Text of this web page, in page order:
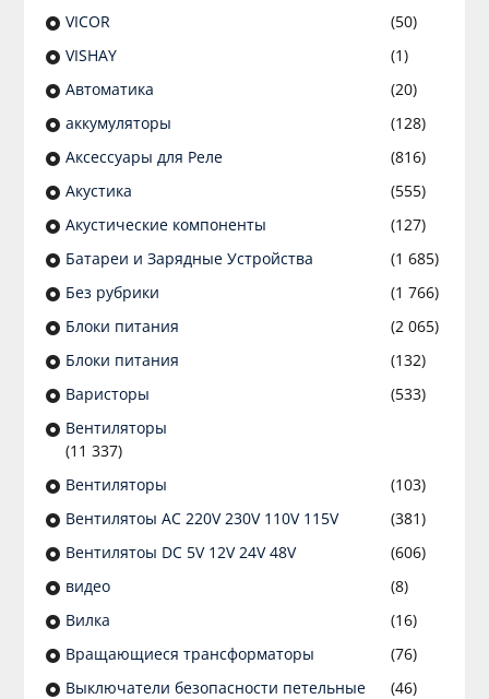
VICOR
(50)
VISHAY
(1)
Автоматика
(20)
аккумуляторы
(128)
Аксессуары для Реле
(816)
Акустика
(555)
Акустические компоненты
(127)
Батареи и Зарядные Устройства
(1 685)
Без рубрики
(1 766)
Блоки питания
(2 065)
Блоки питания
(132)
Варисторы
(533)
Вентиляторы
(11 337)
Вентиляторы
(103)
Вентилятоы AC 220V 230V 110V 115V
(381)
Вентилятоы DC 5V 12V 24V 48V
(606)
видео
(8)
Вилка
(16)
Вращающиеся трансформаторы
(76)
Выключатели безопасности петельные
(46)